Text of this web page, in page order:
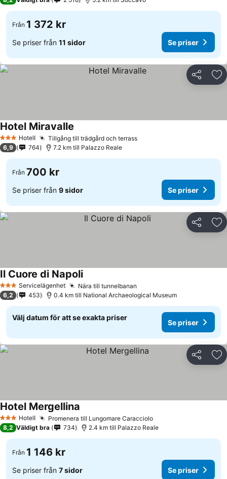
Från 1 372 kr
Se priser från 11 sidor Se priser
Dela
3 StjärnorHotell Tillgång till trädgård och terrassSe priser
Hotel Miravalle
6,9 764 7.2 km till Palazzo Reale
Från 700 kr
Se priser från 9 sidor Se priser
Dela
3 StjärnorServicelägenhet Nära till tunnelbanan
Il Cuore di NapoliSe priser
6,2 453 0.4 km till National Archaeological Museum
Välj datum för att se exakta priser
Se priser
Dela
3 StjärnorHotell Promenera till Lungomare CaraccioloSe priser
Hotel Mergellina
8,2 Väldigt bra 734 2.4 km till Palazzo Reale
Från 1 146 kr
Se priser från 7 sidor Se priser